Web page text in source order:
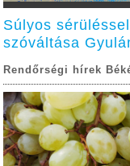
Súlyos
szóváltása
Rendőrségi hírek